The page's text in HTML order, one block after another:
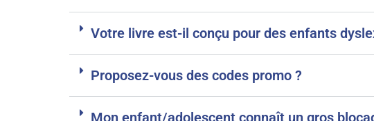
Votre livre est-il conçu pour des enfants
Proposez-vous des codes promo ?
Mon enfant/adolescent connaît un gros